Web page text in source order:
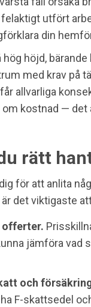
utfört
din
hög höjd,
med krav på
allvarliga
kostnad — det
rätt
för att anlita
det viktigaste
offerter.
jämföra vad
och
F-skattsedel